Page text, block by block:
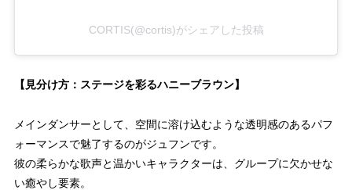
CORTIS(@cortis)がシェアした投稿
【見分け方：ステージを彩るハニーブラウン】
メインダンサーとして、空間に溶け込むような透明感のあるパフ
ォーマンスで魅了するのがジュフンです。
彼の柔らかな歌声と温かいキャラクターは、グループに欠かせな
い癒やし要素。